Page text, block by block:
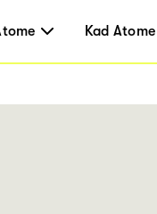
Kad Atome